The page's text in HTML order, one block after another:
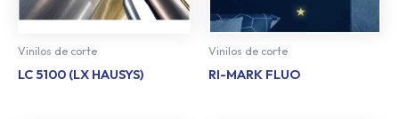
Vinilos de corte
LC 5100 (LX HAUSYS)
Vinilos de corte
RI-MARK FLUO